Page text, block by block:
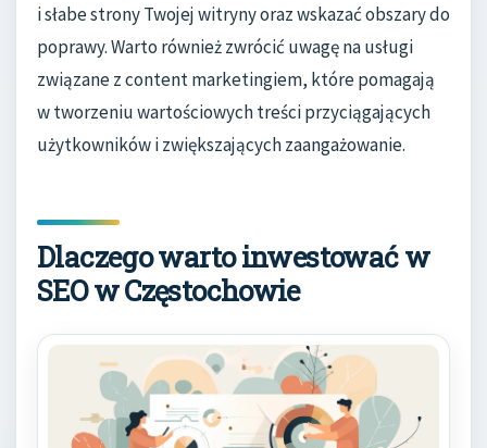
i słabe strony Twojej witryny oraz wskazać obszary do
poprawy. Warto również zwrócić uwagę na usługi
związane z content marketingiem, które pomagają
w tworzeniu wartościowych treści przyciągających
użytkowników i zwiększających zaangażowanie.
Dlaczego warto inwestować w
SEO w Częstochowie